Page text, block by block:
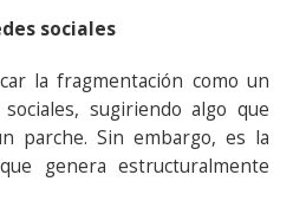
sociales
la fragmentación como un
sugiriendo algo que
parche. Sin embargo, es la
genera estructuralmente